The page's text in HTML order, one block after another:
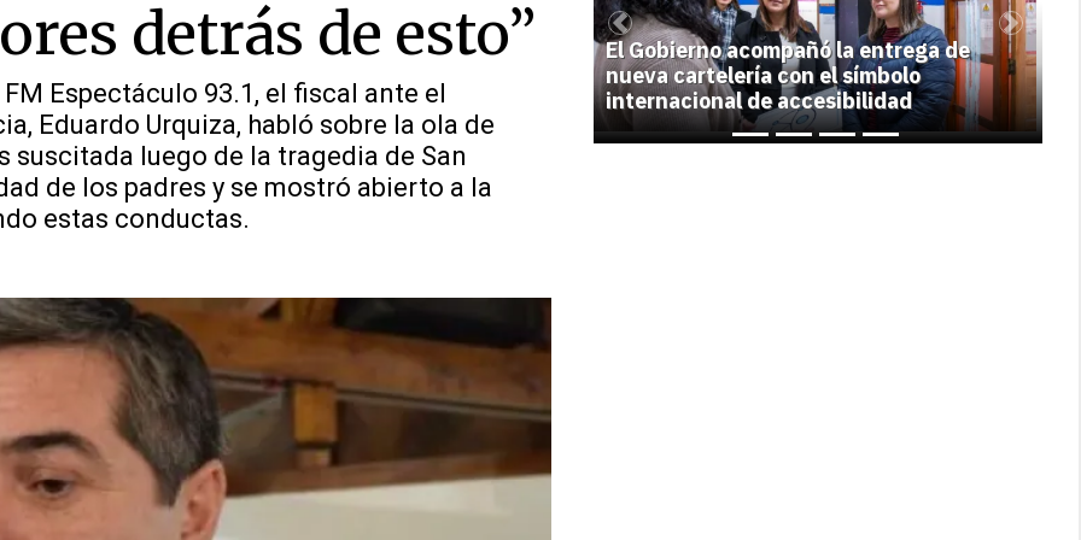
detrás de esto”
Espectáculo 93.1, el fiscal ante el
Eduardo Urquiza, habló sobre la ola de
luego de la tragedia de San
de los padres y se mostró abierto a la
estas conductas.
El Gobierno acompañó la entrega de
nueva cartelería con el símbolo
internacional de accesibilidad
Previous Next